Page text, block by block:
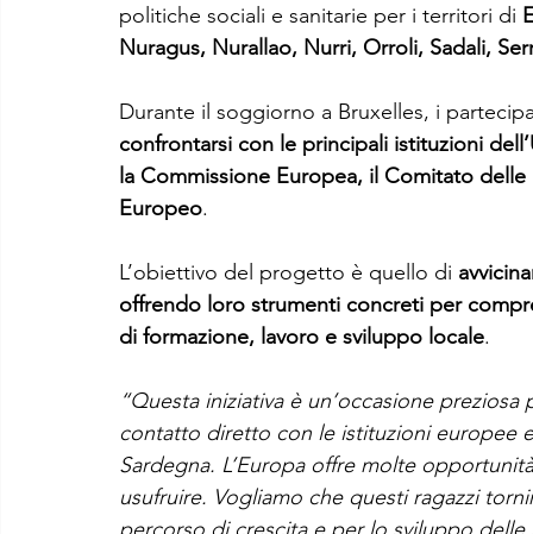
politiche sociali e sanitarie per i territori di
Nuragus, Nurallao, Nurri, Orroli, Sadali,
Durante il soggiorno a Bruxelles, i
confrontarsi con le principali istituzioni
la Commissione Europea, il Comitato
Europeo.
L’obiettivo del progetto è quello di
offrendo loro strumenti concreti per
di formazione, lavoro e sviluppo locale.
“Questa iniziativa è un’occasione
contatto diretto con le istituzioni europee
Sardegna. L’Europa offre molte
usufruire. Vogliamo che questi ragazzi